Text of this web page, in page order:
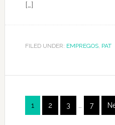
[…]
FILED UNDER: EMPREGOS, PAT
Page
1 Page
2 Page
3 Page
7